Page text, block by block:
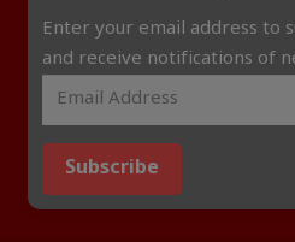
Enter your email address to
and receive notifications of
Subscribe